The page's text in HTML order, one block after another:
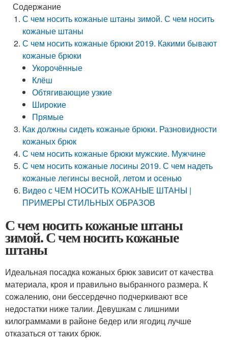
Содержание
С чем носить кожаные штаны зимой. С чем носить
кожаные штаны
С чем носить кожаные брюки 2019. Какими бывают
кожаные брюки
Укорочённые
Клёш
Обтягивающие узкие
Широкие
Прямые
Как должны сидеть кожаные брюки. Разновидности
кожаных брюк
С чем носить кожаные брюки мужские. Мужчине
С чем носить кожаные лосины 2019. С чем надеть
кожаные легинсы весной, летом и осенью
Видео с ЧЕМ НОСИТЬ КОЖАНЫЕ ШТАНЫ |
ПРИМЕРЫ СТИЛЬНЫХ ОБРАЗОВ
С чем носить кожаные штаны
зимой. С чем носить кожаные
штаны
Идеальная посадка кожаных брюк зависит от качества
материала, кроя и правильно выбранного размера. К
сожалению, они бессердечно подчеркивают все
недостатки ниже талии. Девушкам с лишними
килограммами в районе бедер или ягодиц лучше
отказаться от таких брюк.